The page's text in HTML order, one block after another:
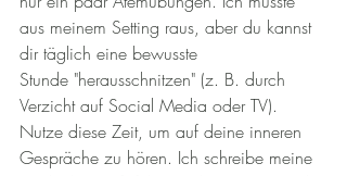
aus meinem Setting raus, aber du kannst
dir täglich eine bewusste
Stunde "herausschnitzen" (z. B. durch
Verzicht auf Social Media oder TV).
Nutze diese Zeit, um auf deine inneren
Gespräche zu hören. Ich schreibe meine